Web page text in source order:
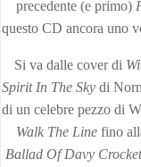
precedente (e primo)
questo CD ancora uno
Si va dalle cover di
Spirit In The Skydi
di un celebre pezzo di
Walk The Line fino
Ballad Of Davy